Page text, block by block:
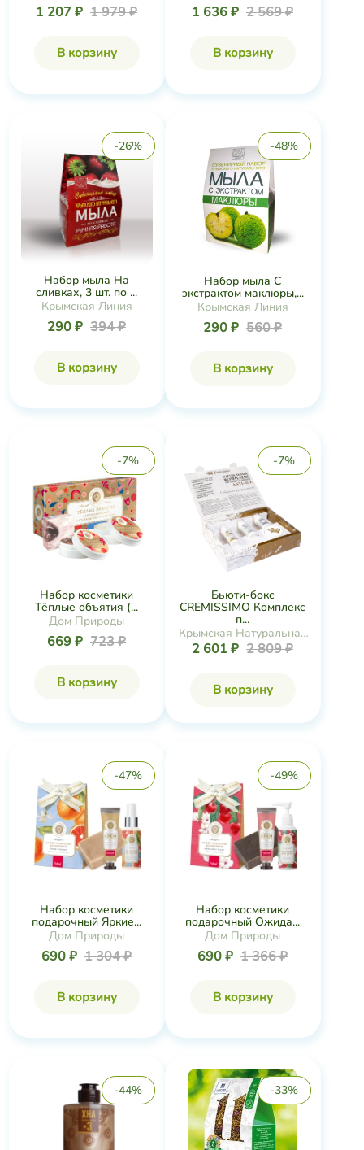
1 207 ₽ 1 979 ₽
В корзину
1 636 ₽ 2 569 ₽
В корзину
-26%
Набор мыла На
сливках, 3 шт. по ...
Крымская Линия
290 ₽ 394 ₽
В корзину
-48%
Набор мыла С
экстрактом маклюры,...
Крымская Линия
290 ₽ 560 ₽
В корзину
-7%
Набор косметики
Тёплые объятия (...
Дом Природы
669 ₽ 723 ₽
В корзину
-7%
Бьюти-бокс
CREMISSIMO Комплекс
п...
Крымская Натуральная
Коллекция
2 601 ₽ 2 809 ₽
В корзину
-47%
Набор косметики
подарочный Яркие...
Дом Природы
690 ₽ 1 304 ₽
В корзину
-49%
Набор косметики
подарочный Ожида...
Дом Природы
690 ₽ 1 366 ₽
В корзину
-44% -33%